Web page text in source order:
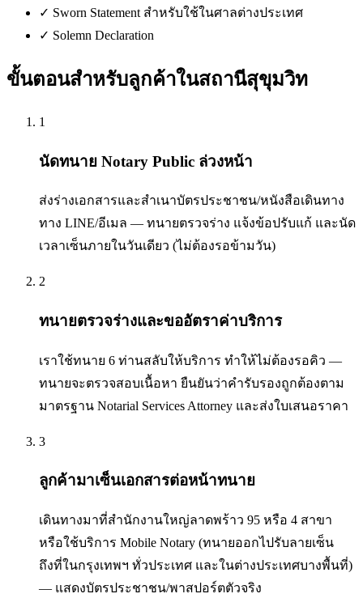
✓ Sworn Statement สำหรับใช้ในศาลต่างประเทศ
✓ Solemn Declaration
ขั้นตอนสำหรับลูกค้าในสถานีสุขุมวิท
1
นัดทนาย Notary Public ล่วงหน้า
ส่งร่างเอกสารและสำเนาบัตรประชาชน/หนังสือเดินทาง
ทาง LINE/อีเมล — ทนายตรวจร่าง แจ้งข้อปรับแก้ และนัด
เวลาเซ็นภายในวันเดียว (ไม่ต้องรอข้ามวัน)
2
ทนายตรวจร่างและขออัตราค่าบริการ
เราใช้ทนาย 6 ท่านสลับให้บริการ ทำให้ไม่ต้องรอคิว —
ทนายจะตรวจสอบเนื้อหา ยืนยันว่าคำรับรองถูกต้องตาม
มาตรฐาน Notarial Services Attorney และส่งใบเสนอราคา
3
ลูกค้ามาเซ็นเอกสารต่อหน้าทนาย
เดินทางมาที่สำนักงานใหญ่ลาดพร้าว 95 หรือ 4 สาขา
หรือใช้บริการ Mobile Notary (ทนายออกไปรับลายเซ็น
ถึงที่ในกรุงเทพฯ ทั่วประเทศ และในต่างประเทศบางพื้นที่)
— แสดงบัตรประชาชน/พาสปอร์ตตัวจริง